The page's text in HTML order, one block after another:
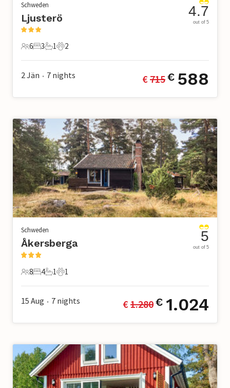
Schweden
Ljusterö
6 Gäste
6
3 Schlafzimmer
3
1 Badezimmer
1
2 Haustiere
2
4.7
out of 5
2 Jän • 7 nights € 715€ 588
Schweden
Åkersberga
8 Gäste
8
4 Schlafzimmer
4
1 Badezimmer
1
1 Haustier
1
5
out of 5
15 Aug • 7 nights € 1.280€ 1.024